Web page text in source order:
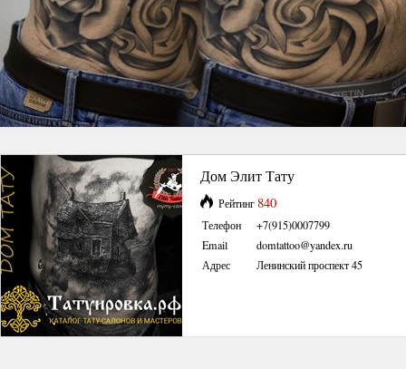
Дом Элит Тату
Рейтинг840
Телефон
+7(915)0007799
Email
domtattoo@yandex.ru
Адрес
Ленинский проспект 45